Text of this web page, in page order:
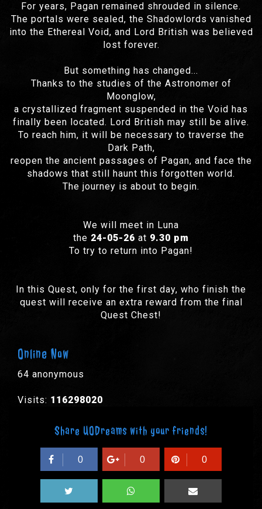
For years, Pagan remained shrouded in silence.
The portals were sealed, the Shadowlords vanished
into the Ethereal Void, and Lord British was believed
lost forever.
But something has changed...
Thanks to the studies of the Astronomer of
Moonglow,
a crystallized fragment suspended in the Void has
finally been located. Lord British may still be alive.
To reach him, it will be necessary to traverse the
Dark Path,
reopen the ancient passages of Pagan, and face the
shadows that still haunt this forgotten world.
The journey is about to begin.
We will meet in Luna
the 24-05-26 at 9.30 pm
To try to return into Pagan!
In this Quest, only for the first day, who finish the
quest will receive an extra reward from the final
Quest Chest!
Online Now
64 anonymous
Visits: 116298020
Share UODreams with your friends!
0 0 0